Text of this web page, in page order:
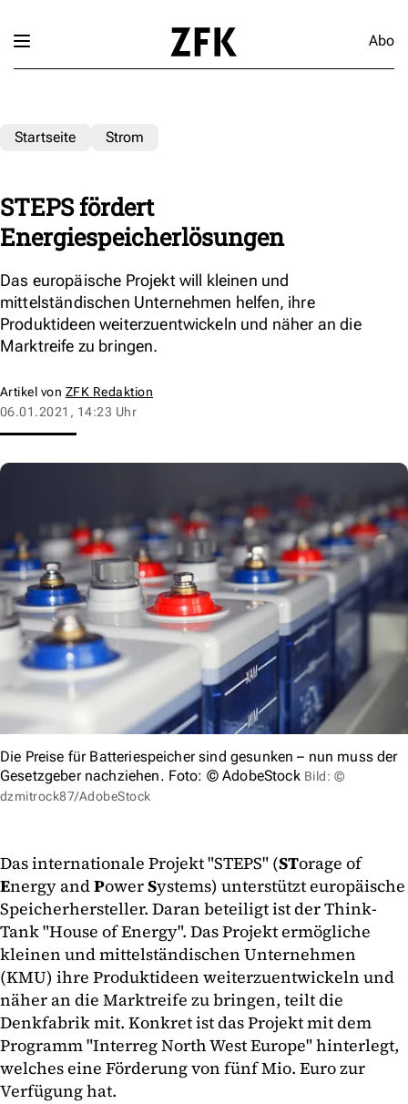
Abo
Startseite Strom
STEPS fördert
Energiespeicherlösungen
Das europäische Projekt will kleinen und
mittelständischen Unternehmen helfen, ihre
Produktideen weiterzuentwickeln und näher an die
Marktreife zu bringen.
Artikel von ZFK Redaktion
06.01.2021, 14:23 Uhr
Die Preise für Batteriespeicher sind gesunken – nun muss der
Gesetzgeber nachziehen. Foto: © AdobeStock Bild: ©
dzmitrock87/AdobeStock
Das internationale Projekt "STEPS" (STorage of
Energy andPowerSystems) unterstützt europäische
Speicherhersteller. Daran beteiligt ist der Think-
Tank "House of Energy". Das Projekt ermögliche
kleinen und mittelständischen Unternehmen
(KMU) ihre Produktideen weiterzuentwickeln und
näher an die Marktreife zu bringen, teilt die
Denkfabrik mit. Konkret ist das Projekt mit dem
Programm "Interreg North West Europe" hinterlegt,
welches eine Förderung von fünf Mio. Euro zur
Verfügung hat.